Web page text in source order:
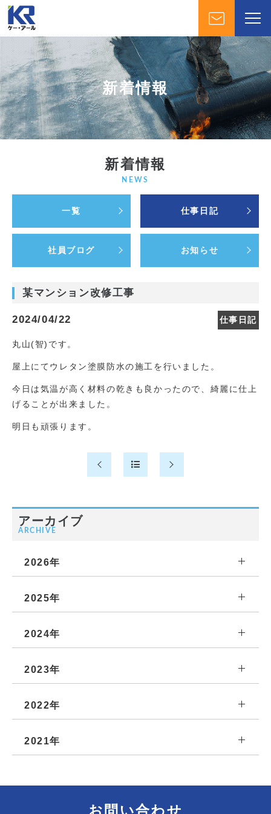
新着情報
新着情報
NEWS
一覧 仕事日記
社員ブログ お知らせ
某マンション改修工事
2024/04/22 仕事日記
丸山(智)です。
屋上にてウレタン塗膜防水の施工を行いました。
今日は気温が高く材料の乾きも良かったので、綺麗に仕上
げることが出来ました。
明日も頑張ります。
アーカイブ
ARCHIVE
2026年
2025年
2024年
2023年
2022年
2021年
お問い合わせ